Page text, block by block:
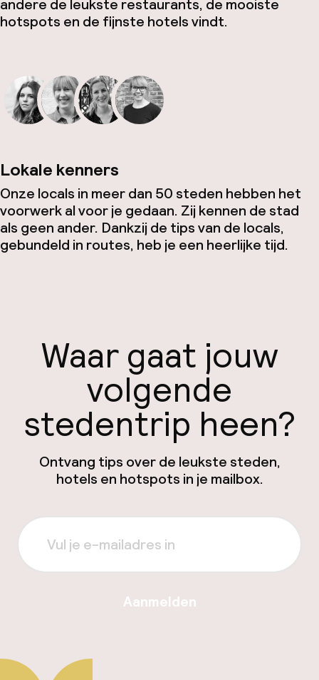
andere de leukste restaurants, de mooiste
hotspots en de fijnste hotels vindt.
Lokale kenners
Onze locals in meer dan 50 steden hebben het
voorwerk al voor je gedaan. Zij kennen de stad
als geen ander. Dankzij de tips van de locals,
gebundeld in routes, heb je een heerlijke tijd.
Waar gaat jouw
volgende
stedentrip heen?
Ontvang tips over de leukste steden,
hotels en hotspots in je mailbox.
Aanmelden